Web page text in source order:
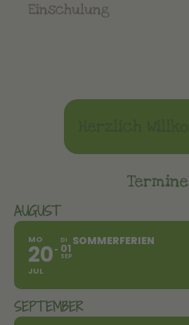
Einschulung
Termine
AUGUST
MO
20
JUL
DI
01
SEP
SOMMERFERIEN
SEPTEMBER